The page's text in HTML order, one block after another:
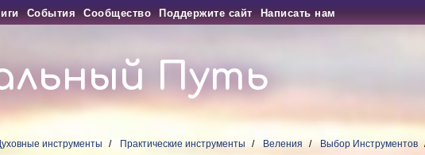
События Сообщество Поддержите сайт Написать нам
Путь
инструменты Практические инструменты Веления Выбор Инструментов